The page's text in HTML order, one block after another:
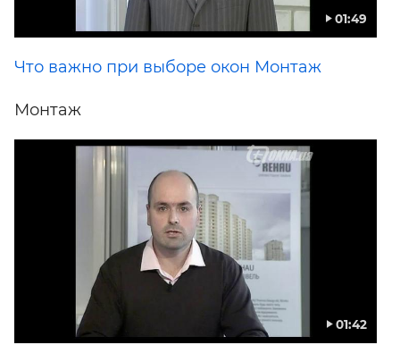
01:49
Что важно при выборе окон Монтаж
Монтаж
01:42